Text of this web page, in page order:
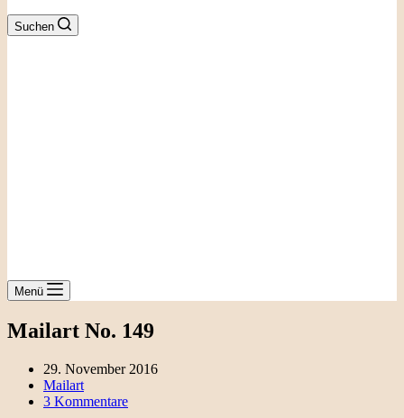
Suchen
Menü
Mailart No. 149
29. November 2016
Mailart
3 Kommentare